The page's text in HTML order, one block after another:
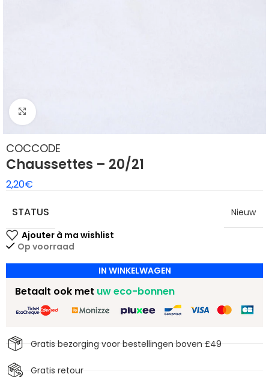
Klik om te vergroten
COCCODE
Chaussettes – 20/21
2,20€
STATUS
Nieuw
Op voorraad
IN WINKELWAGEN
Gratis bezorging voor bestellingen boven £49
Gratis retour
Betaalt ook met uw eco-bonnen